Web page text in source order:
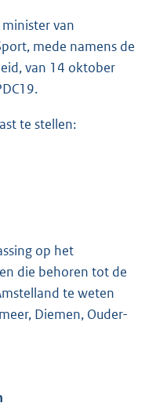
van
mede namens de
van 14 oktober
te stellen:
op het
die behoren tot de
te weten
Diemen, Ouder-